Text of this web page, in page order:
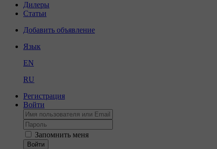
Дилеры
Статьи
Добавить объявление
Язык
EN
RU
Регистрация
Войти
Запомнить меня
Войти